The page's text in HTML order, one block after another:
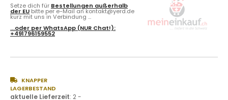
Setze dich für Bestellungen außerhalb
der EU bitte per e-Mail an kontakt@yerd.de
kurz mit uns in Verbindung ...
...oder perWhatsApp (NUR Chat!):
+491796159552
KNAPPER
LAGERBESTAND
aktuelle Lieferzeit: 2 -